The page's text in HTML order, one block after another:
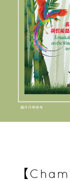
【